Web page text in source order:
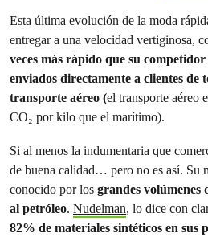
Esta última evolución de la moda
entregar a una velocidad vertiginosa,
veces más rápido que su
enviados directamente a clientes de
transporte aéreo (el transporte aéreo
CO₂ por kilo que el marítimo).
Si al menos la indumentaria que
de buena calidad… pero no es así. Su
conocido por los grandes volúmenes
al petróleo. Nudelman, lo dice con
82% de materiales sintéticos en sus